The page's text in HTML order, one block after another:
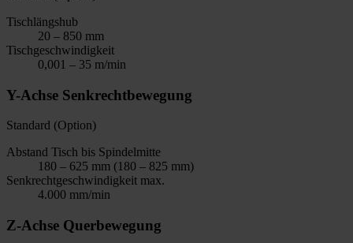
Tischlängshub
20 – 850 mm
Tischgeschwindigkeit
0,001 – 35 m/min
Y-Achse Senkrechtbewegung
Standard (Option)
Abstand Tisch bis Spindelmitte
180 – 625 mm (180 – 825 mm)
Senkrechtgeschwindigkeit max.
4.000 mm/min
Z-Achse Querbewegung